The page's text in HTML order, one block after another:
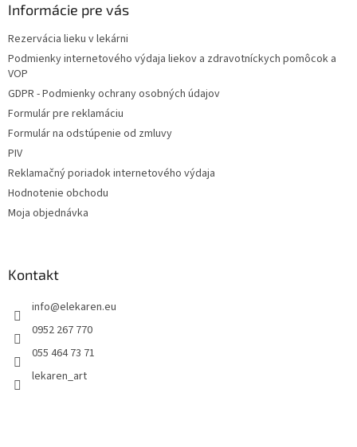
Informácie pre vás
Rezervácia lieku v lekárni
Podmienky internetového výdaja liekov a zdravotníckych pomôcok a
VOP
GDPR - Podmienky ochrany osobných údajov
Formulár pre reklamáciu
Formulár na odstúpenie od zmluvy
PIV
Reklamačný poriadok internetového výdaja
Hodnotenie obchodu
Moja objednávka
Kontakt
info@elekaren.eu
0952 267 770
055 464 73 71
lekaren_art